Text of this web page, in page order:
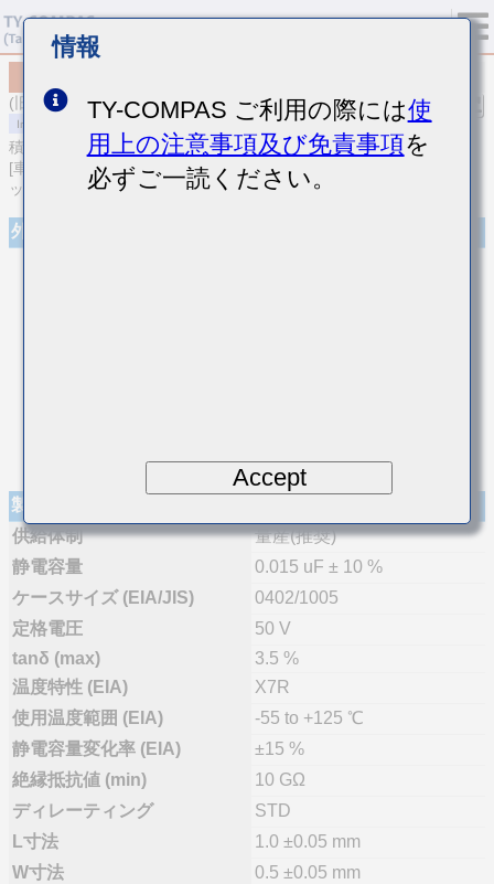
(旧品番 UMK105B7153KVHFE)
積層セラミックコンデンサ
[車載ボディ/インフォ＆高信頼用 (AEC-Q200 Qualified) 積層セラミ
ックコンデンサ (高誘電率系)]
外観
製品仕様
供給体制
量産(推奨)
静電容量
0.015 uF ± 10 %
ケースサイズ (EIA/JIS)
0402/1005
定格電圧
50 V
tanδ (max)
3.5 %
温度特性 (EIA)
X7R
使用温度範囲 (EIA)
-55 to +125 ℃
静電容量変化率 (EIA)
±15 %
絶縁抵抗値 (min)
10 GΩ
ディレーティング
STD
L寸法
1.0 ±0.05 mm
W寸法
0.5 ±0.05 mm
情報
TY-COMPAS ご利用の際には使
用上の注意事項及び免責事項を
必ずご一読ください。
Accept